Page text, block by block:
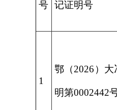
号 记证明号
1
鄂（2026）
明第0002442